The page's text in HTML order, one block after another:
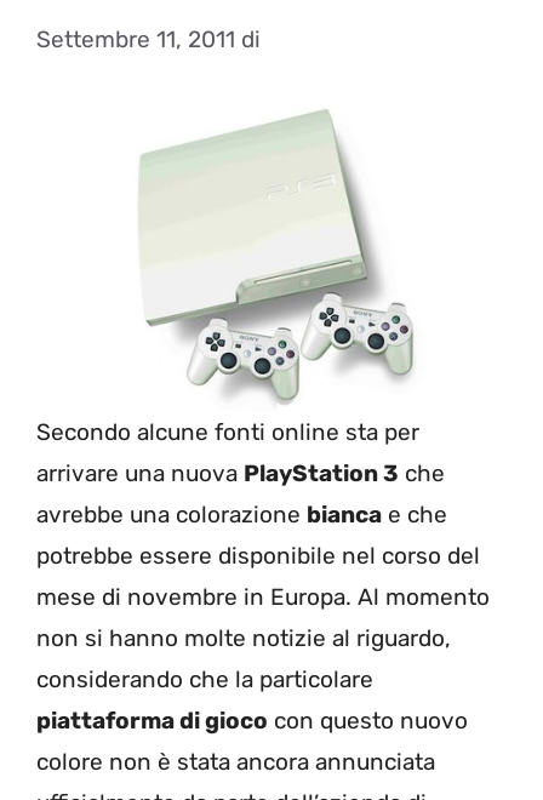
Settembre 11, 2011 di
Secondo alcune fonti online sta per
arrivare una nuova PlayStation 3 che
avrebbe una colorazione bianca e che
potrebbe essere disponibile nel corso del
mese di novembre in Europa. Al momento
non si hanno molte notizie al riguardo,
considerando che la particolare
piattaforma di gioco con questo nuovo
colore non è stata ancora annunciata